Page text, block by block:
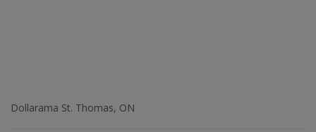
Dollarama St. Thomas, ON